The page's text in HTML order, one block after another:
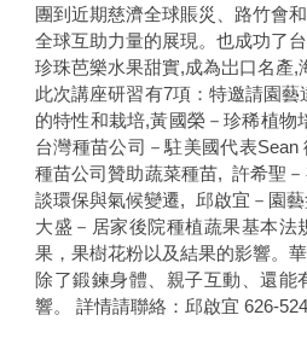
團到近期慈濟全球賬災、路竹會
全球互助力量的展現。也成功了
珍珠芭樂水果甜實,成為岀口名產,
此次講座研習有7項：特邀請園
的特性和栽培,黃國榮－珍稀植物
台灣種苗公司－駐美國代表
種苗公司贊助蔬菜種苗, 許希聖
談環保與氣候變遷, 邱啟宜－園
大盛－居家後院種植蔬果基本
果，果樹花粉以及結果的影響。
除了鍛鍊身體、親子互動、還
響。 詳情請聯絡：邱啟宜 626-